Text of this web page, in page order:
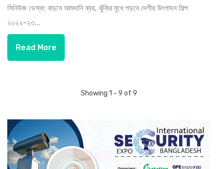
সিনিউজ ডেস্ক: বাড়বে আমদানি ব্যয়, ঝুঁকির মুখে পড়বে দেশীয় উৎপাদন শিল্প
২০২২-২৩...
Read More
Showing 1 - 9 of 9